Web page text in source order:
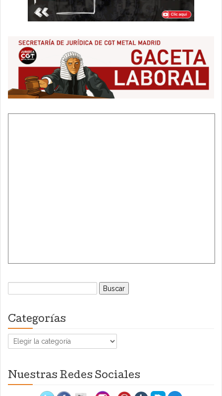
Buscar:
Categorías
Categorías
Nuestras Redes Sociales